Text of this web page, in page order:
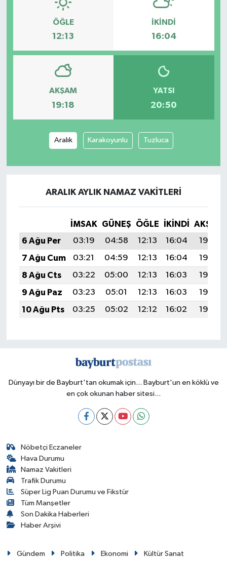
ÖĞLE
12:13
İKINDI
16:04
AKŞAM
19:18
YATSI
20:50
Aralık Karakoyunlu Tuzluca
ARALIK AYLIK NAMAZ VAKITLERI
İMSAK GÜNEŞ ÖĞLE İKINDI
AKŞAM
6 Ağu Per
03:19 04:58 12:13 16:04
19:18
7 Ağu Cum
03:21 04:59 12:13 16:04
19:17
8 Ağu Cts
03:22 05:00 12:13 16:03
19:16
9 Ağu Paz
03:23 05:01 12:13 16:03
19:14
10 Ağu Pts
03:25 05:02 12:12 16:02 19:13
Dünyayı bir de Bayburt'tan okumak için... Bayburt'un en köklü ve
en çok okunan haber sitesi...
Nöbetçi Eczaneler
Hava Durumu
Namaz Vakitleri
Trafik Durumu
Süper Lig Puan Durumu ve Fikstür
Tüm Manşetler
Son Dakika Haberleri
Haber Arşivi
Gündem Politika Ekonomi
Kültür Sanat